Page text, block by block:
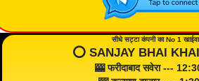
सीधे सट्टा कंपनी का No 1
⭕️ SANJAY BHAI
🎰 फरीदाबाद सवेरा ---